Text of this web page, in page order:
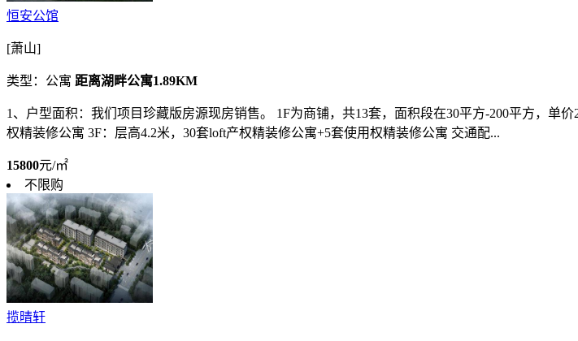
恒安公馆
[萧山]
类型：公寓 距离湖畔公寓1.89KM
1、户型面积：我们项目珍藏版房源现房销售。 1F为商铺，共13套，面积段在30平方-200平方，单
权精装修公寓 3F：层高4.2米，30套loft产权精装修公寓+5套使用权精装修公寓 交通配...
15800元/㎡
不限购
揽晴轩